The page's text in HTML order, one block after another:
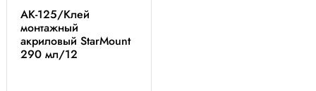
AK-125/Клей
монтажный
акриловый StarMount
290 мл/12